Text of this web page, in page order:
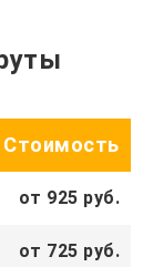
Стоимость
от 925 руб.
от 725 руб.